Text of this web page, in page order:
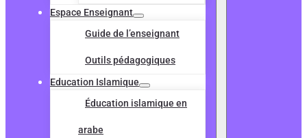
Espace Enseignant
Guide de l’enseignant
Outils pédagogiques
Education Islamique
Éducation islamique en
arabe